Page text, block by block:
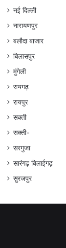
नई दिल्ली
नारायणपुर
बलौदा बाजार
बिलासपुर
मुंगेली
रायगढ़
रायपुर
सक्ती
सक्ती-
सरगुजा
सारंगढ़ बिलाईगढ़
सुरजपुर